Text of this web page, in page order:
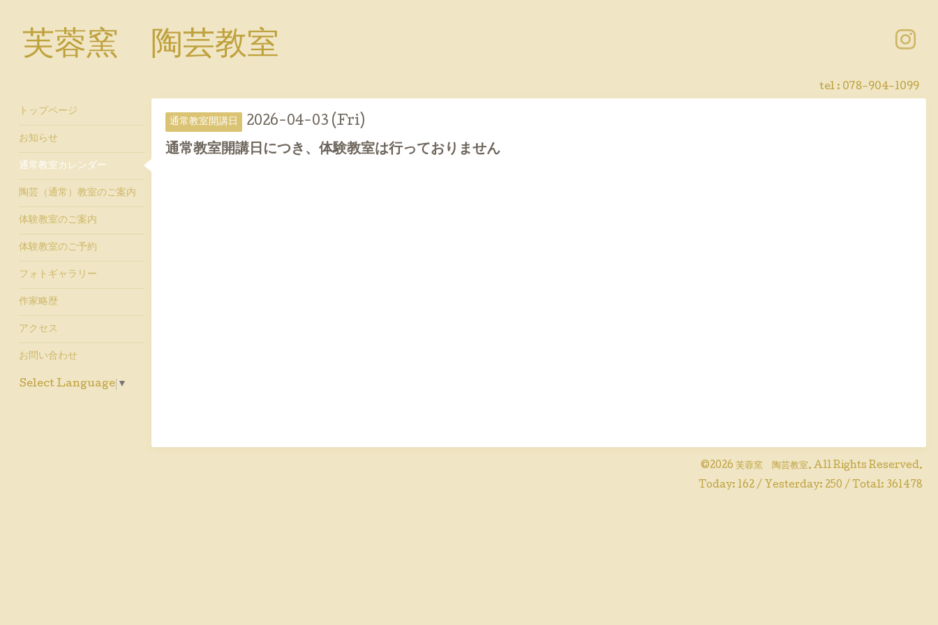
芙蓉窯 陶芸教室
tel : 078-904-1099
通常教室開講日 2026-04-03 (Fri)
通常教室開講日につき、体験教室は行っておりません
©2026 芙蓉窯 陶芸教室. All Rights Reserved.
Today: 162 / Yesterday: 250 / Total: 361478
トップページ
お知らせ
通常教室カレンダー
陶芸（通常）教室のご案内
体験教室のご案内
体験教室のご予約
フォトギャラリー
作家略歴
アクセス
お問い合わせ
Select Language ▼